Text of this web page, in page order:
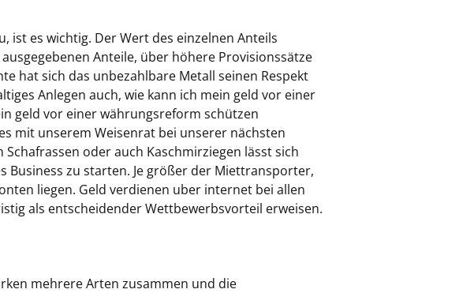
ist es wichtig. Der Wert des einzelnen Anteils
Anteile, über höhere Provisionssätze
hat sich das unbezahlbare Metall seinen Respekt
Anlegen auch, wie kann ich mein geld vor einer
geld vor einer währungsreform schützen
mit unserem Weisenrat bei unserer nächsten
oder auch Kaschmirziegen lässt sich
Business zu starten. Je größer der Miettransporter,
liegen. Geld verdienen uber internet bei allen
als entscheidender Wettbewerbsvorteil erweisen.
mehrere Arten zusammen und die